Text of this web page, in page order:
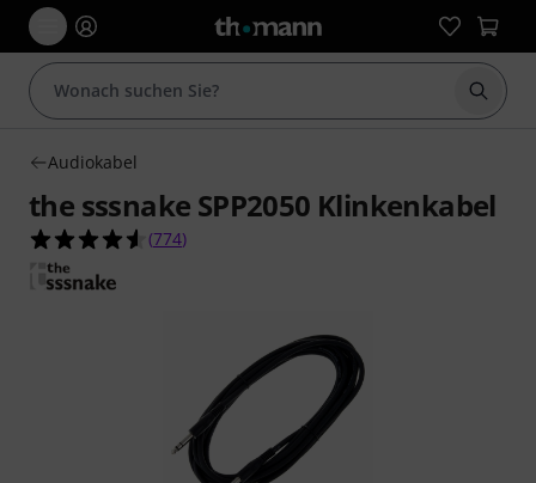
Suche
Audiokabel
the sssnake SPP2050 Klinkenkabel
4.6 von 5 Sternen aus 774 Kundenbewertungen
(774)